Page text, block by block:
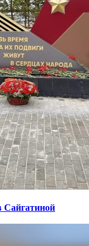
Сайгатиной